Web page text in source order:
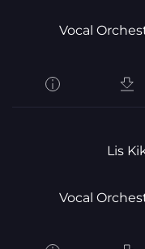
Vocal
Lis
Vocal